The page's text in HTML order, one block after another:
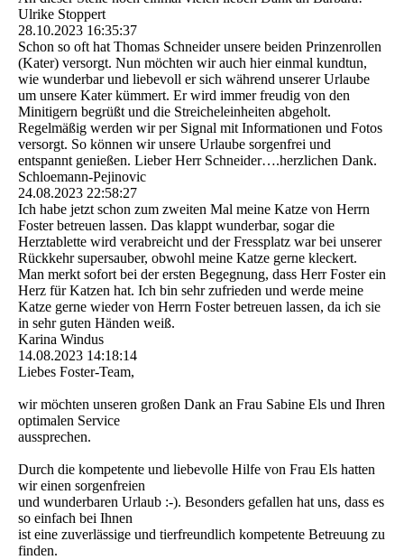
Ulrike Stoppert
28.10.2023 16:35:37
Schon so oft hat Thomas Schneider unsere beiden Prinzenrollen
(Kater) versorgt. Nun möchten wir auch hier einmal kundtun,
wie wunderbar und liebevoll er sich während unserer Urlaube
um unsere Kater kümmert. Er wird immer freudig von den
Minitigern begrüßt und die Streicheleinheiten abgeholt.
Regelmäßig werden wir per Signal mit Informationen und Fotos
versorgt. So können wir unsere Urlaube sorgenfrei und
entspannt genießen. Lieber Herr Schneider….herzlichen Dank.
Schloemann-Pejinovic
24.08.2023 22:58:27
Ich habe jetzt schon zum zweiten Mal meine Katze von Herrn
Foster betreuen lassen. Das klappt wunderbar, sogar die
Herztablette wird verabreicht und der Fressplatz war bei unserer
Rückkehr supersauber, obwohl meine Katze gerne kleckert.
Man merkt sofort bei der ersten Begegnung, dass Herr Foster ein
Herz für Katzen hat. Ich bin sehr zufrieden und werde meine
Katze gerne wieder von Herrn Foster betreuen lassen, da ich sie
in sehr guten Händen weiß.
Karina Windus
14.08.2023 14:18:14
Liebes Foster-Team,
wir möchten unseren großen Dank an Frau Sabine Els und Ihren
optimalen Service
aussprechen.
Durch die kompetente und liebevolle Hilfe von Frau Els hatten
wir einen sorgenfreien
und wunderbaren Urlaub :-). Besonders gefallen hat uns, dass es
so einfach bei Ihnen
ist eine zuverlässige und tierfreundlich kompetente Betreuung zu
finden.